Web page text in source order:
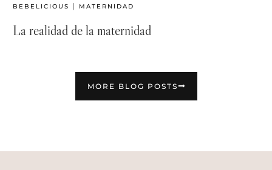
BEBELICIOUS | MATERNIDAD
La realidad de la maternidad
MORE BLOG POSTS